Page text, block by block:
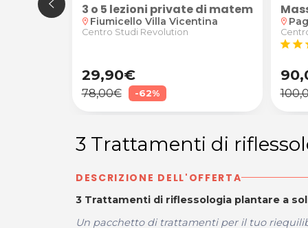
cristalloterapia da Shakti - Manola Marin ad
22€ o 45€ per la Lavanderia Self-Service I WASH
3 o 5 lezioni private di matematica,
location_on Fiumicello Villa Vicentina
Centro Studi Revolution
29,90€
78,00€ -62%
location_on
star star
3 Trattamenti di
DESCRIZIONE DELL'OFFERTA
3 Trattamenti di riflessologia plantare a
Un pacchetto di trattamenti per il tuo